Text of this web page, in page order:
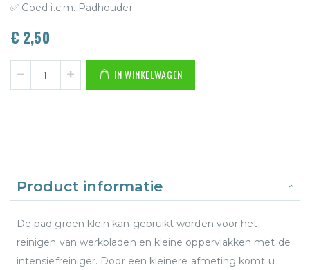
gallerij
✅ Goed i.c.m. Padhouder
€ 2,50
IN WINKELWAGEN
Product informatie
De pad groen klein kan gebruikt worden voor het
reinigen van werkbladen en kleine oppervlakken met de
intensiefreiniger. Door een kleinere afmeting komt u